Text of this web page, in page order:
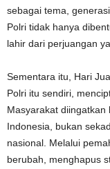
sebagai tema,
Polri tidak hanya
lahir dari perjuangan
Sementara itu, Hari
Polri itu sendiri,
Masyarakat
Indonesia, bukan
nasional. Melalui
berubah, menghapus